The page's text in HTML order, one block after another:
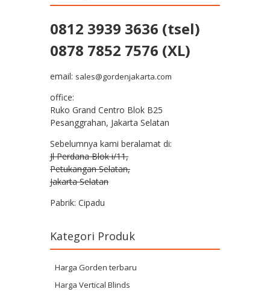
0812 3939 3636 (tsel)
0878 7852 7576 (XL)
email: sales@gordenjakarta.com
office:
Ruko Grand Centro Blok B25
Pesanggrahan, Jakarta Selatan
Sebelumnya kami beralamat di:
Jl Perdana Blok i/11,
Petukangan Selatan,
Jakarta Selatan
Pabrik: Cipadu
Kategori Produk
Harga Gorden terbaru
Harga Vertical Blinds